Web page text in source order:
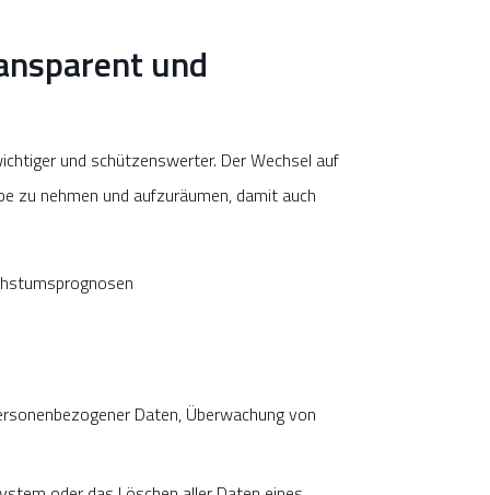
und
und schützenswerter. Der Wechsel auf
zu nehmen und aufzuräumen, damit auch
Daten, Überwachung von